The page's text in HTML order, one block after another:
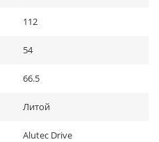
112
54
66.5
Литой
Alutec Drive